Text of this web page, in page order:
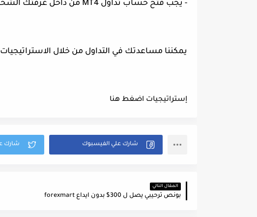
- يجب فتح حساب تداول MT4 من داخل غرفتك الشخصيه واختيار البونص الترحيبي لتتم اضافة .
يمكننا مساعدتك في التداول من خلال الاستراتيجيات
إستراتيجيات اضغط هنا
المقال التالي
بونص ترحيبي يصل ل 300$ بدون ايداع forexmart